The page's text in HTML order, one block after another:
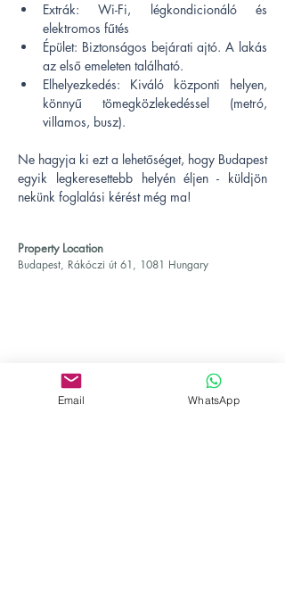
Extrák: Wi-Fi, légkondicionáló és
elektromos fűtés
Épület: Biztonságos bejárati ajtó. A lakás
az első emeleten található.
Elhelyezkedés: Kiváló központi helyen,
könnyű tömegközlekedéssel (metró,
villamos, busz).
Ne hagyja ki ezt a lehetőséget, hogy Budapest
egyik legkeresettebb helyén éljen - küldjön
nekünk foglalási kérést még ma!
Property Location
Budapest, Rákóczi út 61, 1081 Hungary
Email WhatsApp